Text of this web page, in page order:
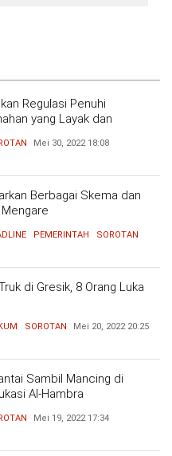
Regulasi Penuhi
yang Layak dan
Mei 30, 2022 18:08
Berbagai Skema dan
PEMERINTAH
SOROTAN
di Gresik, 8 Orang Luka
SOROTAN Mei 20, 2022 20:25
Sambil Mancing di
Al-Hambra
Mei 19, 2022 17:34